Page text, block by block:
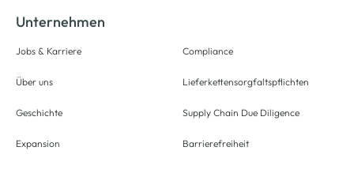
Unternehmen
Jobs & Karriere
Über uns
Geschichte
Expansion
Compliance
Lieferkettensorgfaltspflichten
Supply Chain Due Diligence
Barrierefreiheit